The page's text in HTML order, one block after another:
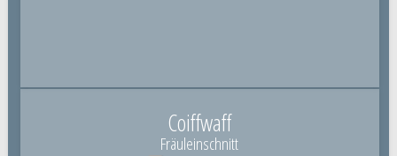
Coiffwaff
Fräuleinschnitt